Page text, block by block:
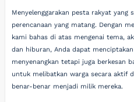
Menyelenggarakan pesta rakyat yang
perencanaan yang matang. Dengan
kami bahas di atas mengenai tema,
dan hiburan, Anda dapat
menyenangkan tetapi juga berkesan
untuk melibatkan warga secara aktif
benar-benar menjadi milik mereka.